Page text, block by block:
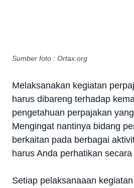
Sumber foto : Ortax.org
Melaksanakan kegiatan
harus dibareng terhadap
pengetahuan perpajakan
Mengingat nantinya bidang
berkaitan pada berbagai
harus Anda perhatikan secara
Setiap pelaksanaaan